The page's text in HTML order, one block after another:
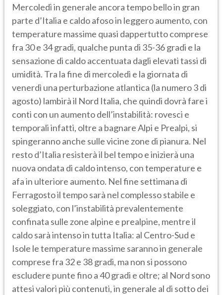
Mercoledì in generale ancora tempo bello in gran
parte d’Italia e caldo afoso in leggero aumento, con
temperature massime quasi dappertutto comprese
fra 30 e 34 gradi, qualche punta di 35-36 gradi e la
sensazione di caldo accentuata dagli elevati tassi di
umidità. Tra la fine di mercoledì e la giornata di
venerdì una perturbazione atlantica (la numero 3 di
agosto) lambirà il Nord Italia, che quindi dovrà fare i
conti con un aumento dell’instabilità: rovesci e
temporali infatti, oltre a bagnare Alpi e Prealpi, si
spingeranno anche sulle vicine zone di pianura. Nel
resto d’Italia resisterà il bel tempo e inizierà una
nuova ondata di caldo intenso, con temperature e
afa in ulteriore aumento. Nel fine settimana di
Ferragosto il tempo sarà nel complesso stabile e
soleggiato, con l’instabilità prevalentemente
confinata sulle zone alpine e prealpine, mentre il
caldo sarà intenso in tutta Italia: al Centro-Sud e
Isole le temperature massime saranno in generale
comprese fra 32 e 38 gradi, ma non si possono
escludere punte fino a 40 gradi e oltre; al Nord sono
attesi valori più contenuti, in generale al di sotto dei